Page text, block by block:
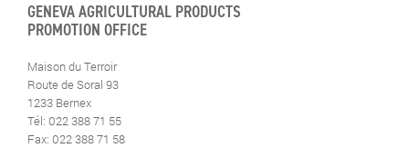
GENEVA AGRICULTURAL PRODUCTS
PROMOTION OFFICE
Maison du Terroir
Route de Soral 93
1233 Bernex
Tél: 022 388 71 55
Fax: 022 388 71 58